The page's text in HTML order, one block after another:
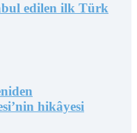
edilen ilk Türk
hikâyesi